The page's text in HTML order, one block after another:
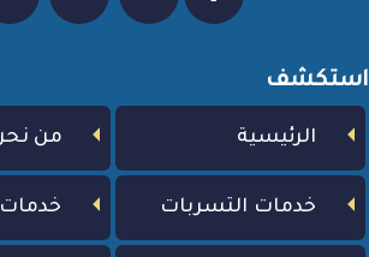
استكشف
الرئيسية من
خدمات التسربات